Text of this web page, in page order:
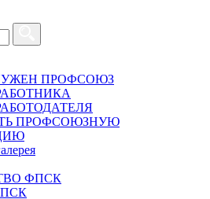
ПРОФСОЮЗ
ПРОФСОЮЗНУЮ
ФПСК